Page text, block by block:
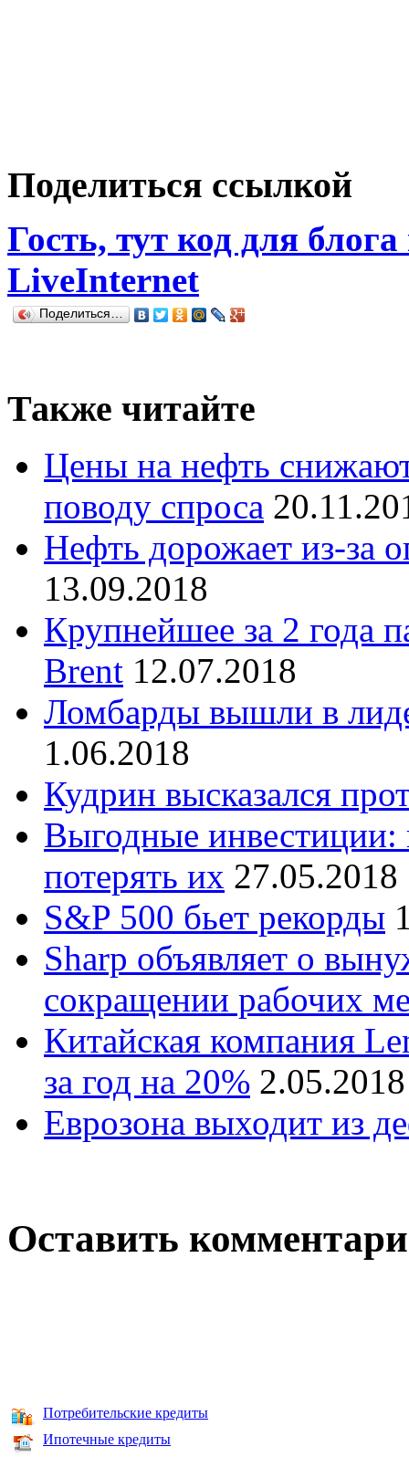
Поделиться ссылкой
Гость, тут код для
LiveInternet
Поделиться…
Также читайте
Цены на нефть
поводу спроса
Нефть дорожает из-за
13.09.2018
Крупнейшее за 2 года
Brent 12.07.2018
Ломбарды вышли в
1.06.2018
Кудрин высказался
Выгодные инвестиции:
потерять их 27.05.2018
S&P 500 бьет рекорды
Sharp объявляет о
сокращении рабочих
Китайская компания
за год на 20% 2.05.2018
Еврозона выходит из
Оставить
Потребительские кредиты
Ипотечные кредиты